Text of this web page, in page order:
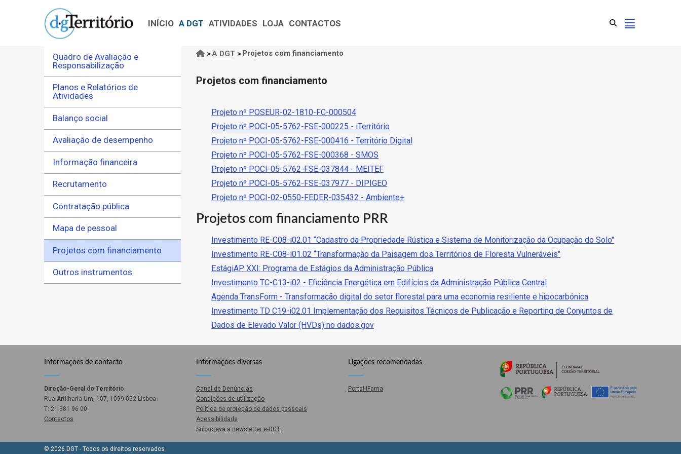
INÍCIO A DGT ATIVIDADES LOJA CONTACTOS
Navegação
estrutural
>A DGT>Projetos com financiamento
Projetos com financiamento
Projeto nº POSEUR-02-1810-FC-000504
Projeto nº POCI-05-5762-FSE-000225 - iTerritório
Projeto nº POCI-05-5762-FSE-000416 - Território Digital
Projeto nº POCI-05-5762-FSE-000368 - SMOS
Projeto nº POCI-05-5762-FSE-037844 - MEITEF
Projeto nº POCI-05-5762-FSE-037977 - DIPIGEO
Projeto nº POCI-02-0550-FEDER-035432 - Ambiente+
Projetos com financiamento PRR
Investimento RE-C08-i02.01 “Cadastro da Propriedade Rústica e Sistema de Monitorização da Ocupação do Solo"
Investimento RE-C08-i01.02 “Transformação da Paisagem dos Territórios de Floresta Vulneráveis"
EstágiAP XXI: Programa de Estágios da Administração Pública
Investimento TC-C13-i02 - Eficiência Energética em Edifícios da Administração Pública Central
Agenda TransForm - Transformação digital do setor florestal para uma economia resiliente e hipocarbónica
Investimento TD C19-i02.01 Implementação dos Requisitos Técnicos de Publicação e Reporting de Conjuntos de
Dados de Elevado Valor (HVDs) no dados.gov
Quadro de Avaliação e
Responsabilização
Planos e Relatórios de
Atividades
Balanço social
Avaliação de desempenho
Informação financeira
Recrutamento
Contratação pública
Mapa de pessoal
Projetos com financiamento
Outros instrumentos
Informações de contacto
Direção-Geral do Território
Rua Artilharia Um, 107, 1099-052 Lisboa
T: 21 381 96 00
Contactos
Informações diversas
Canal de Denúncias
Condições de utilização
Política de proteção de dados pessoais
Acessibilidade
Subscreva a newsletter e-DGT
Ligações recomendadas
Portal iFama
© 2026 DGT - Todos os direitos reservados